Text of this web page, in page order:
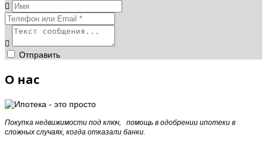
Отправить
О нас
Покупка недвижимости под ключ, помощь в одобрении ипотеки в
сложных случаях, когда отказали банки.